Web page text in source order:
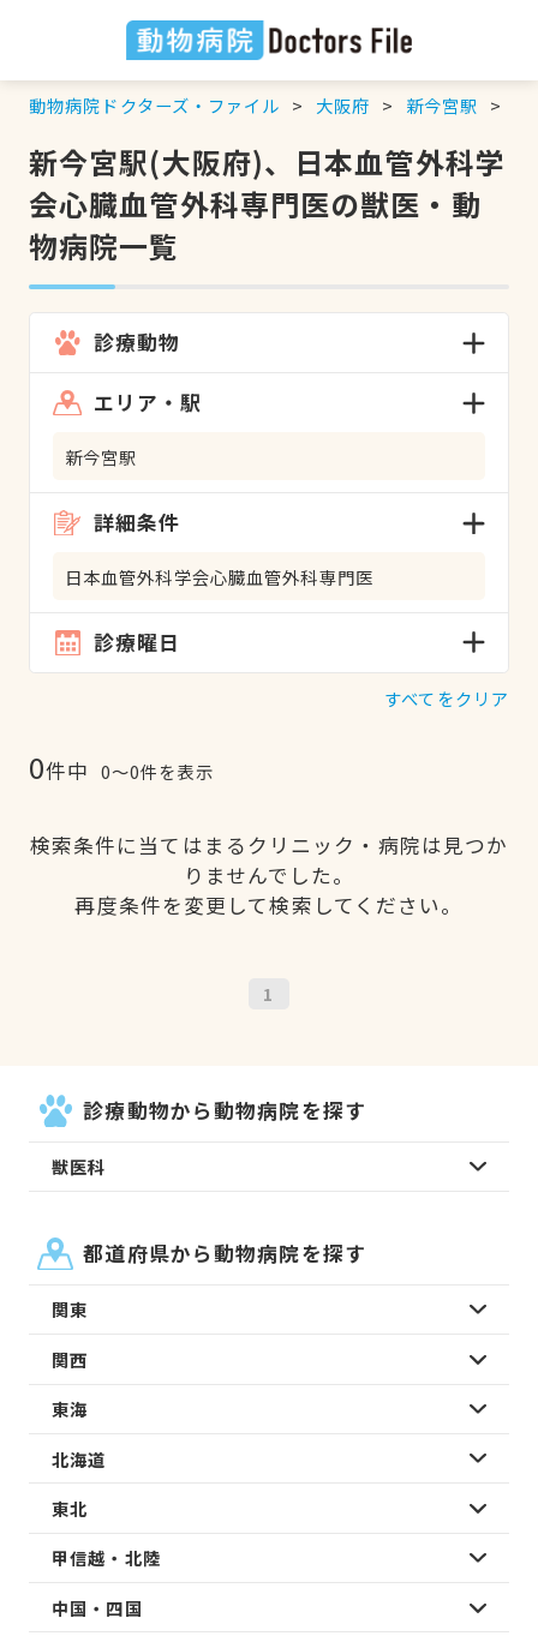
動物病院ドクターズ・ファイル 大阪府 新今宮駅
新今宮駅(大阪府)、日本血管外科学
会心臓血管外科専門医の獣医・動
物病院一覧
診療動物
エリア・駅
新今宮駅
詳細条件
日本血管外科学会心臓血管外科専門医
診療曜日
すべてをクリア
0件中 0〜0件を表示
検索条件に当てはまるクリニック・病院は見つか
りませんでした。
再度条件を変更して検索してください。
1
診療動物から動物病院を探す
獣医科
都道府県から動物病院を探す
関東
関西
東海
北海道
東北
甲信越・北陸
中国・四国